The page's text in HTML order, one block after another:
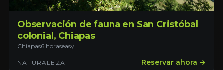
Observación de fauna en San Cristóbal
colonial, Chiapas
Chiapas6 horaseasy
NATURALEZA Reservar ahora →